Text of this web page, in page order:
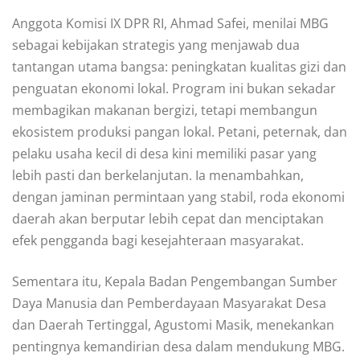
Anggota Komisi IX DPR RI, Ahmad Safei, menilai MBG
sebagai kebijakan strategis yang menjawab dua
tantangan utama bangsa: peningkatan kualitas gizi dan
penguatan ekonomi lokal. Program ini bukan sekadar
membagikan makanan bergizi, tetapi membangun
ekosistem produksi pangan lokal. Petani, peternak, dan
pelaku usaha kecil di desa kini memiliki pasar yang
lebih pasti dan berkelanjutan. Ia menambahkan,
dengan jaminan permintaan yang stabil, roda ekonomi
daerah akan berputar lebih cepat dan menciptakan
efek pengganda bagi kesejahteraan masyarakat.
Sementara itu, Kepala Badan Pengembangan Sumber
Daya Manusia dan Pemberdayaan Masyarakat Desa
dan Daerah Tertinggal, Agustomi Masik, menekankan
pentingnya kemandirian desa dalam mendukung MBG.